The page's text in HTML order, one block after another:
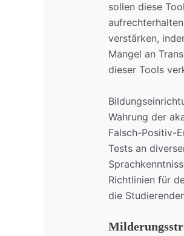
sollen diese
verstärken,
Mangel an
dieser Tools
Wahrung der
Falsch-Positiv-
Tests an
Richtlinien für
die